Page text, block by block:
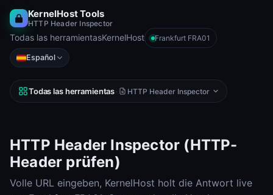
KernelHost Tools
HTTP Header Inspector
Todas las herramientasKernelHost Frankfurt FRA01
Español
Todas las herramientas · HTTP Header Inspector
HTTP Header Inspector (HTTP-
Header prüfen)
Volle URL eingeben, KernelHost holt die Antwort live